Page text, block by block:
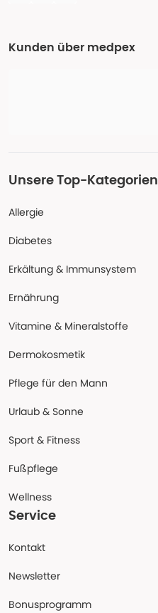
Kunden über medpex
Unsere Top-Kategorien
Allergie
Diabetes
Erkältung & Immunsystem
Ernährung
Vitamine & Mineralstoffe
Dermokosmetik
Pflege für den Mann
Urlaub & Sonne
Sport & Fitness
Fußpflege
Wellness
Service
Kontakt
Newsletter
Bonusprogramm